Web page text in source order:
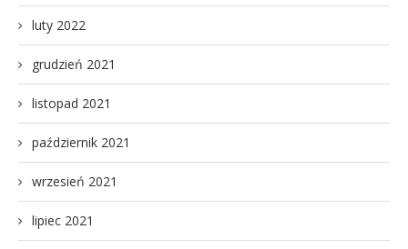
luty 2022
grudzień 2021
listopad 2021
październik 2021
wrzesień 2021
lipiec 2021